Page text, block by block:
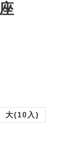
大(10入)